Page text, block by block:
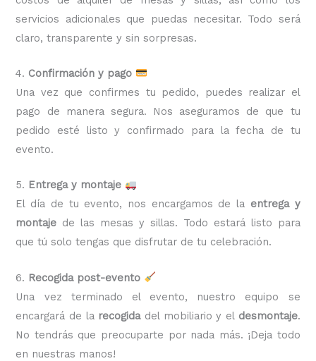
servicios adicionales que puedas necesitar. Todo será
claro, transparente y sin sorpresas.
4. Confirmación y pago
Una vez que confirmes tu pedido, puedes realizar el
pago de manera segura. Nos aseguramos de que tu
pedido esté listo y confirmado para la fecha de tu
evento.
5. Entrega y montaje
El día de tu evento, nos encargamos de la entrega y
montaje de las mesas y sillas. Todo estará listo para
que tú solo tengas que disfrutar de tu celebración.
6. Recogida post-evento
Una vez terminado el evento, nuestro equipo se
encargará de la recogidadel mobiliario y el desmontaje.
No tendrás que preocuparte por nada más. ¡Deja todo
en nuestras manos!